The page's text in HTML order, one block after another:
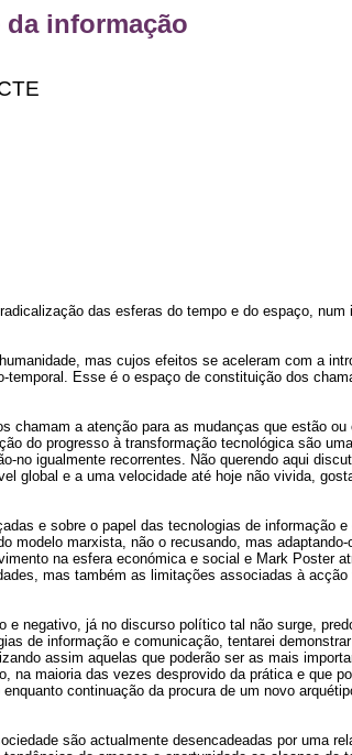
informação
das esferas do tempo e do espaço,
mas cujos efeitos se aceleram com a
Esse é o espaço de constituição dos
a atenção para as mudanças que estão
do progresso à transformação tecnológica são
igualmente recorrentes. Não querendo aqui
global e a uma velocidade até hoje não vivida,
e sobre o papel das tecnologias de informação
marxista, não o recusando, mas
na esfera económica e social e Mark Poster
mas também as limitações associadas à
negativo, já no discurso político tal não surge,
de informação e comunicação, tentarei
assim aquelas que poderão ser as mais
maioria das vezes desprovido da prática e que
continuação da procura de um novo
são actualmente desencadeadas por uma